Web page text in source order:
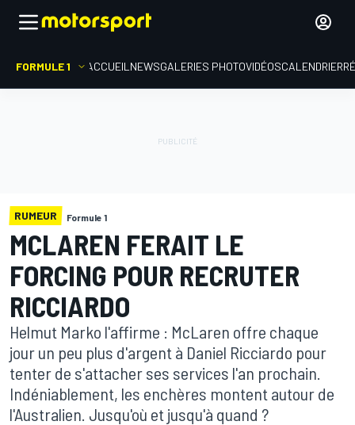
FORMULE 1 ACCUEIL NEWSGALERIES PHOTOVIDÉOSCALENDRIER
RUMEUR Formule 1
MCLAREN FERAIT LE
FORCING POUR RECRUTER
RICCIARDO
Helmut Marko l'affirme : McLaren offre chaque
jour un peu plus d'argent à Daniel Ricciardo pour
tenter de s'attacher ses services l'an prochain.
Indéniablement, les enchères montent autour de
l'Australien. Jusqu'où et jusqu'à quand ?